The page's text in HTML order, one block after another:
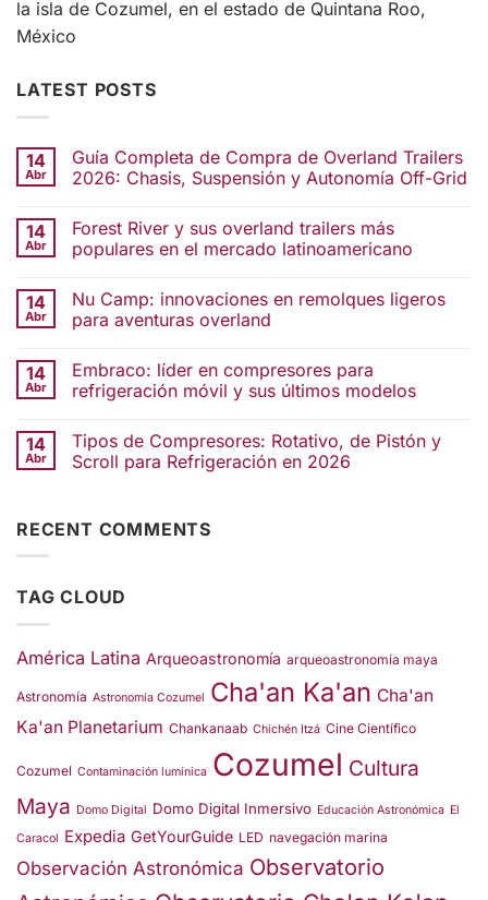
la isla de Cozumel, en el estado de Quintana Roo,
México
LATEST POSTS
14
Abr
Guía Completa de Compra de Overland Trailers
2026: Chasis, Suspensión y Autonomía Off-Grid
14
Abr
Forest River y sus overland trailers más
populares en el mercado latinoamericano
14
Abr
Nu Camp: innovaciones en remolques ligeros
para aventuras overland
14
Abr
Embraco: líder en compresores para
refrigeración móvil y sus últimos modelos
14
Abr
Tipos de Compresores: Rotativo, de Pistón y
Scroll para Refrigeración en 2026
RECENT COMMENTS
TAG CLOUD
América Latina Arqueoastronomía arqueoastronomía maya
Astronomía Astronomía Cozumel Cha'an Ka'an Cha'an
Ka'an Planetarium Chankanaab Chichén Itzá Cine Científico
Cozumel Contaminación lumínica Cozumel Cultura
Maya Domo Digital Domo Digital Inmersivo Educación Astronómica El
Caracol Expedia GetYourGuide LED navegación marina
Observación Astronómica Observatorio